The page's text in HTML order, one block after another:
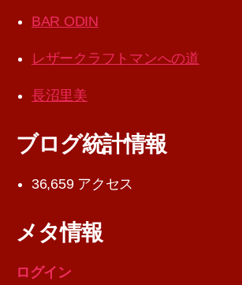
BAR ODIN
レザークラフトマンへの道
長沼里美
ブログ統計情報
36,659 アクセス
メタ情報
ログイン